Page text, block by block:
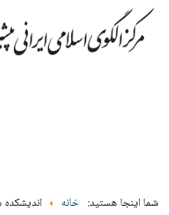
شما اینجا هستید: خانه اندیشکده